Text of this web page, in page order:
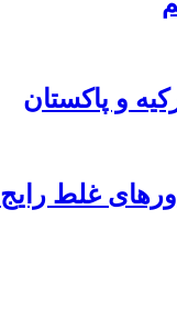
و پاکستان
غلط رایج